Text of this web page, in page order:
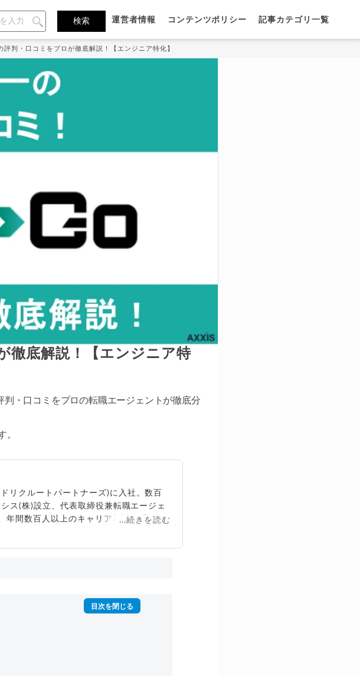
運営者情報 コンテンツポリシー 記事カテゴリ一覧
評判・口コミをプロが徹底解説！【エンジニア特化】
徹底解説！【エンジニア特
判・口コミをプロの転職エージェントが徹底分
。
リクルートパートナーズ)に入社。数百
ス(株)設立、代表取締役兼転職エージェ
年間数百人以上のキャリア相談に乗る。
...続きを読む